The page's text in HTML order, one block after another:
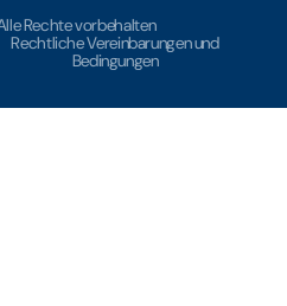
Rechte vorbehalten
Rechtliche Vereinbarungen und
Bedingungen